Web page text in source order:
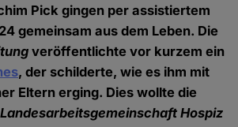
Pick gingen per assistiertem
gemeinsam aus dem Leben. Die
veröffentlichte vor kurzem ein
, der schilderte, wie es ihm mit
Eltern erging. Dies wollte die
Landesarbeitsgemeinschaft Hospiz